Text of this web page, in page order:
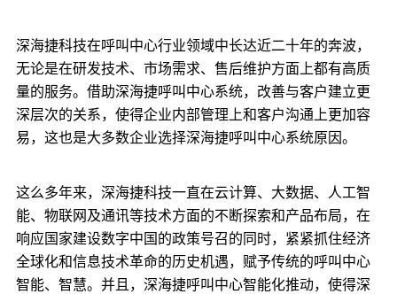
深海捷科技在呼叫中心行业领域中长达近二十年的奔波，
无论是在研发技术、市场需求、售后维护方面上都有高质
量的服务。借助深海捷呼叫中心系统，改善与客户建立更
深层次的关系，使得企业内部管理上和客户沟通上更加容
易，这也是大多数企业选择深海捷呼叫中心系统原因。
这么多年来，深海捷科技一直在云计算、大数据、人工智
能、物联网及通讯等技术方面的不断探索和产品布局，在
响应国家建设数字中国的政策号召的同时，紧紧抓住经济
全球化和信息技术革命的历史机遇，赋予传统的呼叫中心
智能、智慧。并且，深海捷呼叫中心智能化推动，使得深